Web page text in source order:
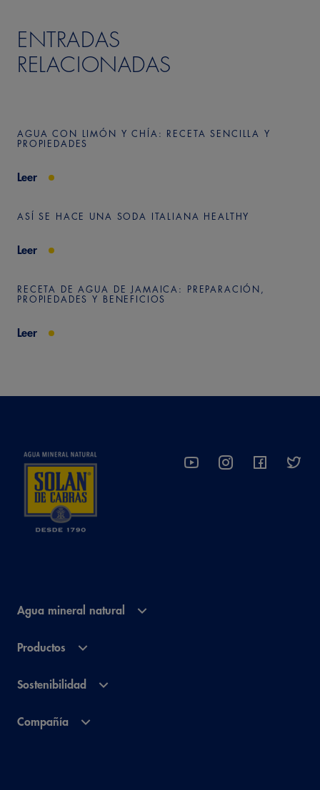
ENTRADAS
RELACIONADAS
AGUA CON LIMÓN Y CHÍA: RECETA SENCILLA Y
PROPIEDADES
Leer
ASÍ SE HACE UNA SODA ITALIANA HEALTHY
Leer
RECETA DE AGUA DE JAMAICA: PREPARACIÓN,
PROPIEDADES Y BENEFICIOS
Leer
Agua mineral natural
Productos
Sostenibilidad
Compañía